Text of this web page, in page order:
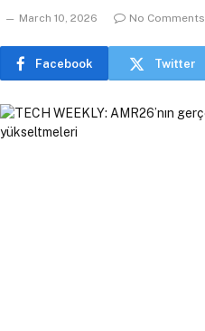
March 10, 2026 No Comments
Facebook Twitter